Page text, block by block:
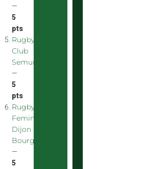
—
5
pts
Rugby
Club
Semurois
—
5
pts
Rugby
Feminin
Dijon
Bourgogne
—
5